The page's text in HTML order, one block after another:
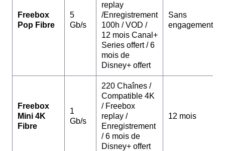
Freebox
Pop Fibre
5
Gb/s
replay
/Enregistrement
100h / VOD /
12 mois Canal+
Series offert / 6
mois de
Disney+ offert
Sans
engagement
Freebox
Mini 4K
Fibre
1
Gb/s
220 Chaînes /
Compatible 4K
/ Freebox
replay /
Enregistrement
/ 6 mois de
Disney+ offert
12 mois